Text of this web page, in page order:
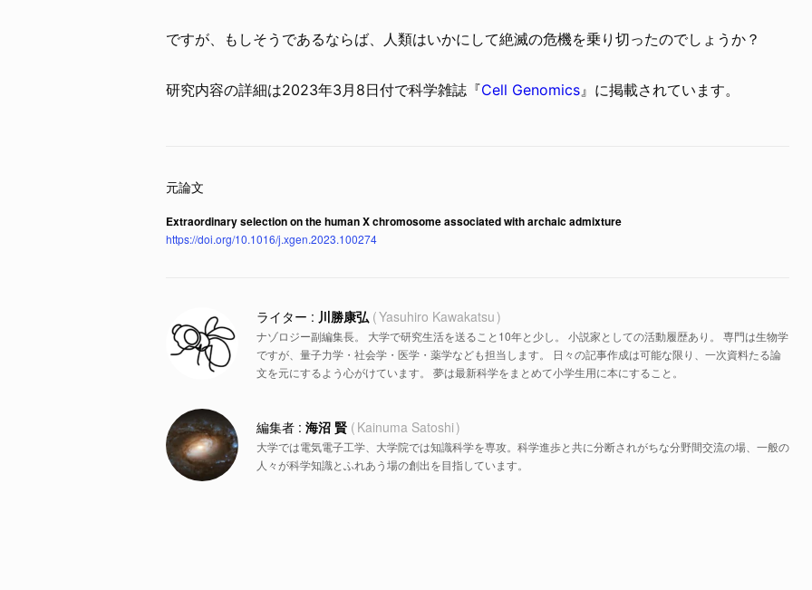
ですが、もしそうであるならば、人類はいかにして絶滅の危機を乗り切ったのでしょうか？
研究内容の詳細は2023年3月8日付で科学雑誌『Cell Genomics 』に掲載されています。
Extraordinary selection on the human X chromosome associated with archaic admixture
https://doi.org/10.1016/j.xgen.2023.100274
川勝康弘 Yasuhiro Kawakatsu
ナゾロジー副編集長。 大学で研究生活を送ること10年と少し。 小説家としての活動履歴あり。 専門は生物学
ですが、量子力学・社会学・医学・薬学なども担当します。 日々の記事作成は可能な限り、一次資料たる論
文を元にするよう心がけています。 夢は最新科学をまとめて小学生用に本にすること。
海沼 賢 Kainuma Satoshi
大学では電気電子工学、大学院では知識科学を専攻。科学進歩と共に分断されがちな分野間交流の場、一般の
人々が科学知識とふれあう場の創出を目指しています。